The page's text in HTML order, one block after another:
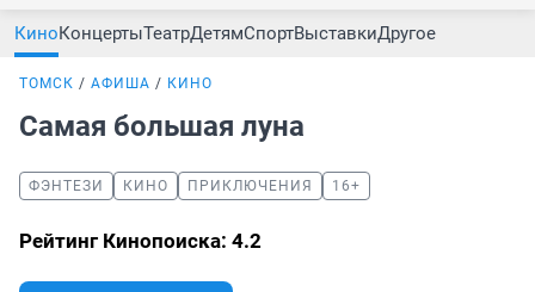
КиноКонцертыТеатрДетямСпортВыставкиДругое
ТОМСК АФИША КИНО
Самая большая луна
ФЭНТЕЗИ КИНО ПРИКЛЮЧЕНИЯ 16+
Рейтинг Кинопоиска: 4.2